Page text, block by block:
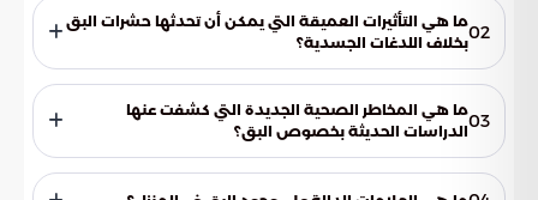
02ما هي التأثيرات العميقة التي يمكن أن تحدثها حشرات البق
بخلاف اللدغات الجسدية؟
تُحدث حشرات البق تأثيرات عميقة تتجاوز نطاق اللدغات الجسدية،
وتشمل توليد شعور بالقلق والتوتر لدى سكان المنزل. في بعض
الحالات الشديدة، قد يصل الأمر إلى الإصابة بالاكتئاب بسبب
المنزلية.
03ما هي المخاطر الصحية الجديدة التي كشفت عنها
الدراسات الحديثة بخصوص البق؟
كشفت دراسات حديثة عن إمكانية نقل حشرة البق لبكتيريا خطيرة
مقاومة للمضادات الحيوية، مثل بكتيريا MRSA. يضيف هذا